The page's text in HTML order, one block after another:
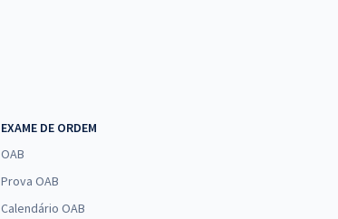
EXAME DE ORDEM
OAB
Prova OAB
Calendário OAB